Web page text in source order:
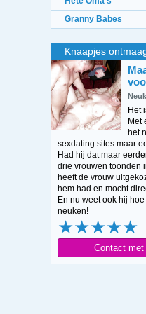
Granny Babes
Knaapjes
Het
Met
het
sexdating sites maar
Had hij dat maar
drie vrouwen toonden
heeft de vrouw
hem had en mocht
En nu weet ook hij
neuken!
★★★★★
Contact